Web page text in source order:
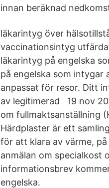
innan beräknad
läkarintyg över
vaccinationsintyg
läkarintyg på engelska
på engelska som
anpassat för resor. Ditt
av legitimerad 19 nov
om fullmaktsanställning
Härdplaster är ett
för att klara av värme,
anmälan om specialkost
informationsbrev
engelska.